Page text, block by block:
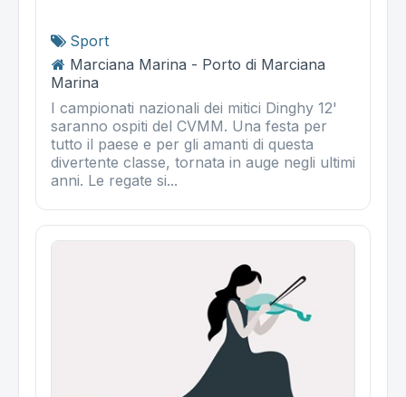
Sport
Marciana Marina - Porto di Marciana
Marina
I campionati nazionali dei mitici Dinghy 12'
saranno ospiti del CVMM. Una festa per
tutto il paese e per gli amanti di questa
divertente classe, tornata in auge negli ultimi
anni. Le regate si...